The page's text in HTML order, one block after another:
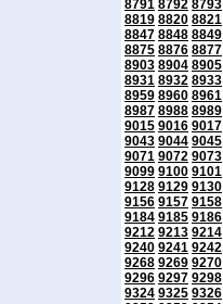
8791 8792 8793
8819 8820 8821
8847 8848 8849
8875 8876 8877
8903 8904 8905
8931 8932 8933
8959 8960 8961
8987 8988 8989
9015 9016 9017
9043 9044 9045
9071 9072 9073
9099 9100 9101
9128 9129 9130
9156 9157 9158
9184 9185 9186
9212 9213 9214
9240 9241 9242
9268 9269 9270
9296 9297 9298
9324 9325 9326